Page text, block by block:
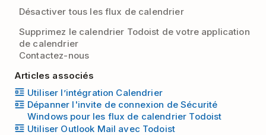
Désactiver tous les flux de calendrier
Supprimez le calendrier Todoist de votre application
de calendrier
Contactez-nous
Articles associés
Utiliser l’intégration Calendrier
Dépanner l'invite de connexion de Sécurité
Windows pour les flux de calendrier Todoist
Utiliser Outlook Mail avec Todoist